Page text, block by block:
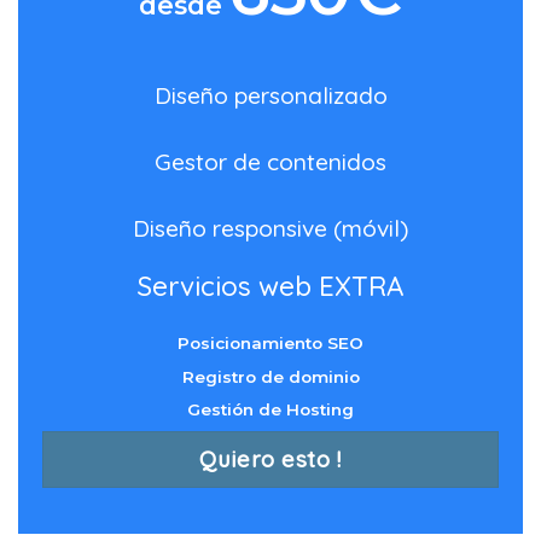
Diseño personalizado
Gestor de contenidos
Diseño responsive (móvil)
Servicios web EXTRA
Posicionamiento SEO
Registro de dominio
Gestión de Hosting
Quiero esto !